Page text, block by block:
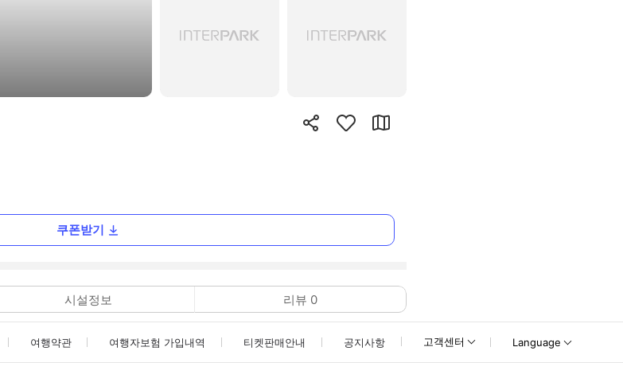
쿠폰받기
시설정보 리뷰 0
여행약관 여행자보험 가입내역 티켓판매안내 공지사항 고객센터 Language